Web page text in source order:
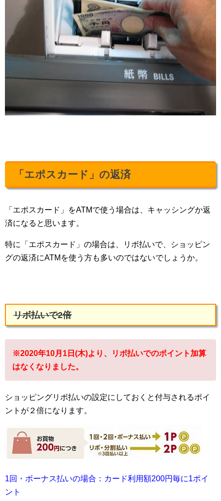
「エポスカード」の返済
「エポスカード」をATMで使う場合は、キャッシングか返
済になると思います。
特に「エポスカード」の場合は、リボ払いで、ショッピン
グの返済にATMを使う方も多いのではないでしょうか。
リボ払いで2倍
※2020年10月1日(木)より、リボ払いでのポイント加算
はなくなりました。
ショッピングリボ払いの設定にしておくと付与されるポイ
ントが２倍になります。
1回・ボーナス払いの場合：カード利用額200円毎に1ポイ
ント